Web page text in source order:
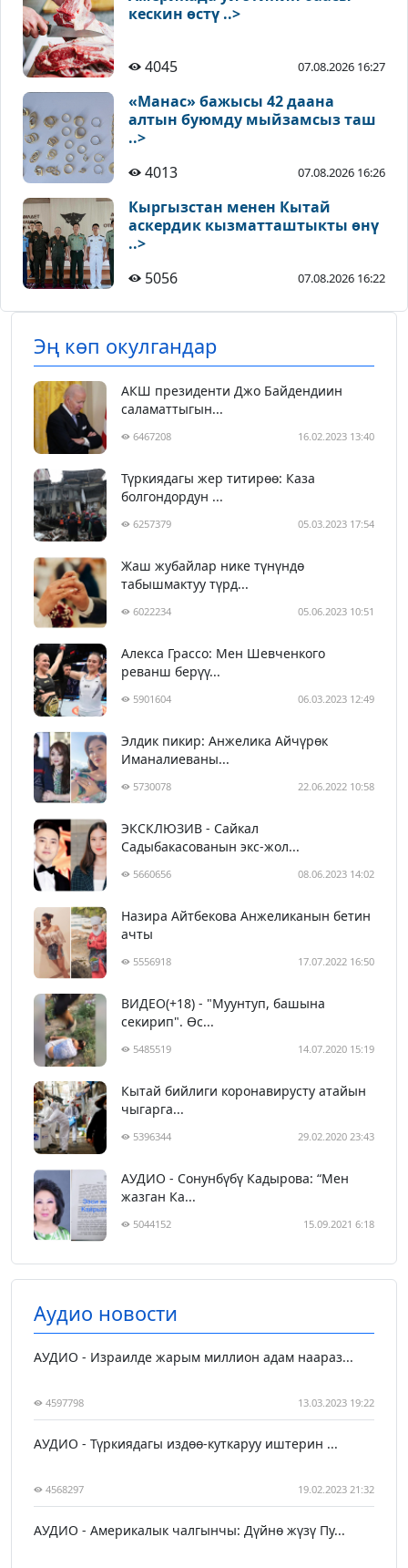
кескин өстү ..>
4045 07.08.2026 16:27
«Манас» бажысы 42 даана
алтын буюмду мыйзамсыз таш
..>
4013
07.08.2026 16:26
Кыргызстан менен Кытай
аскердик кызматташтыкты өнү
..>
5056
07.08.2026 16:22
Эң көп окулгандар
АКШ президенти Джо Байдендиин
саламаттыгын...
6467208 16.02.2023 13:40
Түркиядагы жер титирөө: Каза
болгондордун ...
6257379 05.03.2023 17:54
Жаш жубайлар нике түнүндө
табышмактуу түрд...
6022234 05.06.2023 10:51
Алекса Грассо: Мен Шевченкого
реванш берүү...
5901604 06.03.2023 12:49
Элдик пикир: Анжелика Айчүрөк
Иманалиеваны...
5730078 22.06.2022 10:58
ЭКСКЛЮЗИВ - Сайкал
Садыбакасованын экс-жол...
5660656 08.06.2023 14:02
Назира Айтбекова Анжеликанын бетин
ачты
5556918 17.07.2022 16:50
ВИДЕО(+18) - "Муунтуп, башына
секирип". Өс...
5485519 14.07.2020 15:19
Кытай бийлиги коронавирусту атайын
чыгарга...
5396344 29.02.2020 23:43
АУДИО - Сонунбүбү Кадырова: “Мен
жазган Ка...
5044152 15.09.2021 6:18
Аудио новости
АУДИО - Израилде жарым миллион адам наараз...
4597798 13.03.2023 19:22
АУДИО - Түркиядагы издөө-куткаруу иштерин ...
4568297 19.02.2023 21:32
АУДИО - Америкалык чалгынчы: Дүйнө жүзү Пу...